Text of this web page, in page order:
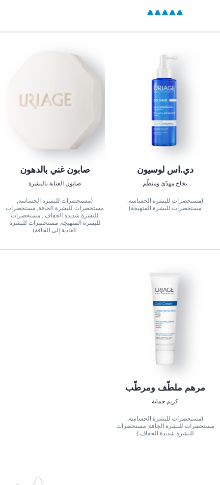
دي.اس لوسيون
بخاخ مهدّئ ومنظّم
(مستحضرات للبشرة الحساسة,
مستحضرات للبشرة المتهيجة)
صابون غني بالدهون
صابون العناية بالبشرة
(مستحضرات للبشرة الحساسة,
مستحضرات للبشرة الجافة, مستحضرات
للبشرة شديدة الجفاف , مستحضرات
للبشرة المتهيجة, مستحضرات للبشرة
العادية إلى الجافة)
مرهم ملطّف ومرطّب
كريم حماية
(مستحضرات للبشرة الحساسة,
مستحضرات للبشرة الجافة, مستحضرات
للبشرة شديدة الجفاف )